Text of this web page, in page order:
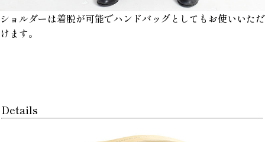
ショルダーは着脱が可能でハンドバッグとしてもお使いいただ
けます。
Details